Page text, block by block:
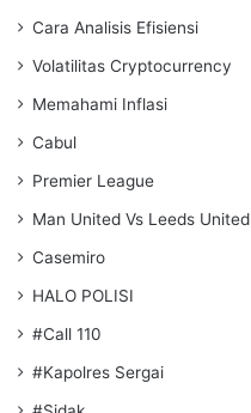
Cara Analisis Efisiensi
Volatilitas Cryptocurrency
Memahami Inflasi
Cabul
Premier League
Man United Vs Leeds United
Casemiro
HALO POLISI
#Call 110
#Kapolres Sergai